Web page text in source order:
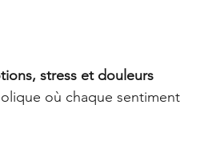
stress et douleurs
où chaque sentiment